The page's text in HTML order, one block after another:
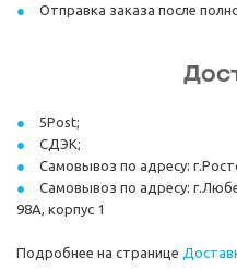
Отправка заказа после
5Post;
СДЭК;
Самовывоз по адресу:
Самовывоз по адресу:
98А, корпус 1
Подробнее на странице